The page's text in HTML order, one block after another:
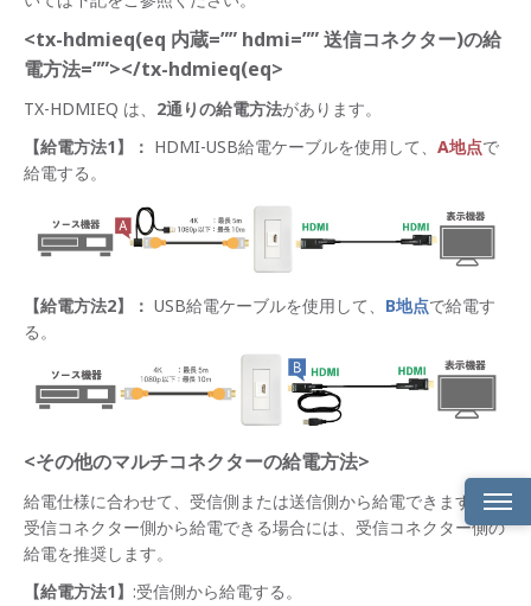
<tx-hdmieq(eq 内蔵=”” hdmi=”” 送信コネクター)の給
電方法=””></tx-hdmieq(eq>
TX-HDMIEQ は、 2通りの給電方法があります。
【給電方法1】： HDMI-USB給電ケーブルを使用して、 A地点で
給電する。
【給電方法2】： USB給電ケーブルを使用して、 B地点で給電す
る。
<その他のマルチコネクターの給電方法>
給電仕様に合わせて、受信側または送信側から給電できます。
受信コネクター側から給電できる場合には、受信コネクター側の
給電を推奨します。
【給電方法1】 :受信側から給電する。